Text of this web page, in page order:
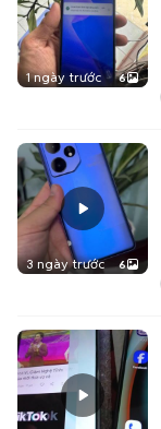
1 ngày trước 6
3 ngày trước 6